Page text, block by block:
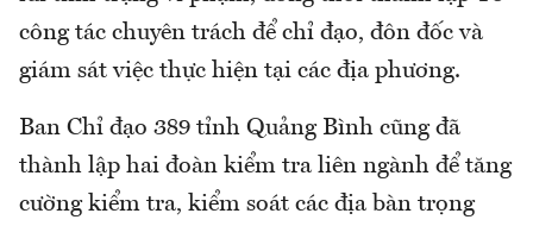
công tác chuyên trách để chỉ đạo, đôn đốc và
giám sát việc thực hiện tại các địa phương.
Ban Chỉ đạo 389 tỉnh Quảng Bình cũng đã
thành lập hai đoàn kiểm tra liên ngành để tăng
cường kiểm tra, kiểm soát các địa bàn trọng